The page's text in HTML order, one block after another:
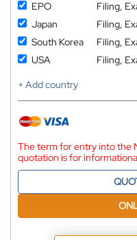
EPO Filing,
Japan
Filing,
South Korea
Filing,
USA
Filing,
+ Add country
The term for entry into the
quotation is for